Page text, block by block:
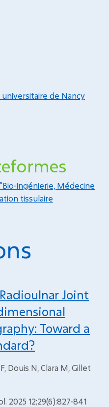
de Nancy
ingénierie, Médecine
tissulaire
Joint
Toward a
Douis N, Clara M, Gillet
2025 12;29(6):827-841